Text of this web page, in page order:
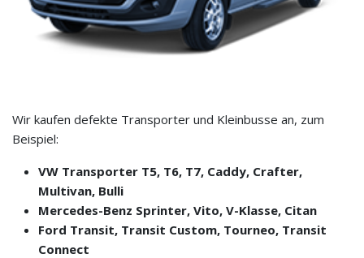
Wir kaufen defekte Transporter und Kleinbusse an, zum
Beispiel:
VW Transporter T5, T6, T7, Caddy, Crafter,
Multivan, Bulli
Mercedes-Benz Sprinter, Vito, V-Klasse, Citan
Ford Transit, Transit Custom, Tourneo, Transit
Connect